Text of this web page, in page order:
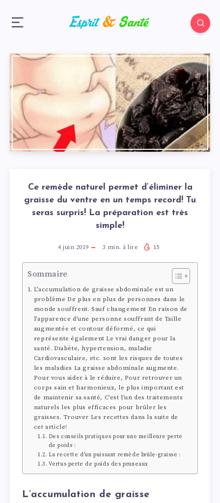
Ce remède naturel permet d’éliminer la
graisse du ventre en un temps record! Tu
seras surpris! La préparation est très
simple!
4 juin 2019 3 min. à lire 15
Sommaire
L’accumulation de graisse abdominale est un
problème De plus en plus de personnes dans le
monde souffrent. Sauf changement En raison de
l’apparence d’une personne souffrant de Taille
augmentée et contour déformé, ce qui
représente également Le vrai danger pour la
santé. Diabète, hypertension, maladie
Cardiovasculaire, etc. sont les risques de toutes
les maladies La graisse abdominale augmente.
Pour vous aider à le réduire, Pour retrouver un
corps sain et harmonieux, le plus important est
de maintenir sa santé, C’est l’un des traitements
naturels les plus efficaces pour brûler les
graisses. Trouver Les recettes dans la suite de
cet article!
Des conseils pratiques pour une meilleure perte
de poids :
La recette d’un puissant remède brûle-graisse :
Vertus perte de poids des pruneaux
L’accumulation de graisse